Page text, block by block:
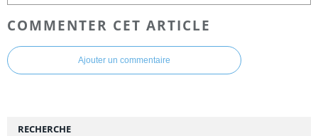
COMMENTER CET ARTICLE
Ajouter un commentaire
RECHERCHE